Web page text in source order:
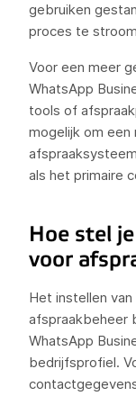
gebruiken
proces te
Voor een meer
WhatsApp
tools of
mogelijk om
als het primaire
Hoe stel
voor
Het instellen
afspraakbeheer
WhatsApp
bedrijfsprofiel.